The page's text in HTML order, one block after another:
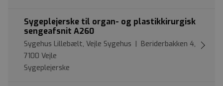
Sygeplejerske til organ- og plastikkirurgisk
sengeafsnit A260
Sygehus Lillebælt, Vejle Sygehus | Beriderbakken 4,
7100 Vejle
Sygeplejerske